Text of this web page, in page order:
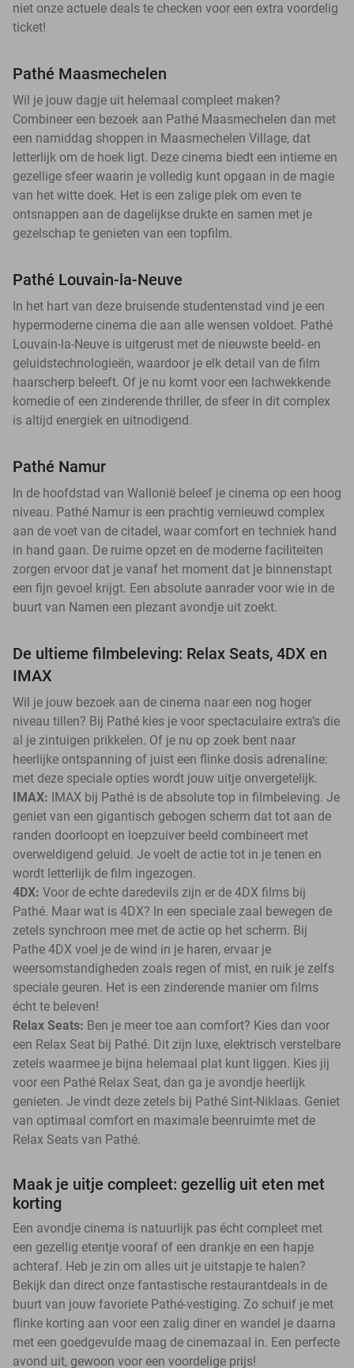
niet onze actuele deals te checken voor een extra voordelig
ticket!
Pathé Maasmechelen
Wil je jouw dagje uit helemaal compleet maken?
Combineer een bezoek aan Pathé Maasmechelen dan met
een namiddag shoppen in Maasmechelen Village, dat
letterlijk om de hoek ligt. Deze cinema biedt een intieme en
gezellige sfeer waarin je volledig kunt opgaan in de magie
van het witte doek. Het is een zalige plek om even te
ontsnappen aan de dagelijkse drukte en samen met je
gezelschap te genieten van een topfilm.
Pathé Louvain-la-Neuve
In het hart van deze bruisende studentenstad vind je een
hypermoderne cinema die aan alle wensen voldoet. Pathé
Louvain-la-Neuve is uitgerust met de nieuwste beeld- en
geluidstechnologieën, waardoor je elk detail van de film
haarscherp beleeft. Of je nu komt voor een lachwekkende
komedie of een zinderende thriller, de sfeer in dit complex
is altijd energiek en uitnodigend.
Pathé Namur
In de hoofdstad van Wallonië beleef je cinema op een hoog
niveau. Pathé Namur is een prachtig vernieuwd complex
aan de voet van de citadel, waar comfort en techniek hand
in hand gaan. De ruime opzet en de moderne faciliteiten
zorgen ervoor dat je vanaf het moment dat je binnenstapt
een fijn gevoel krijgt. Een absolute aanrader voor wie in de
buurt van Namen een plezant avondje uit zoekt.
De ultieme filmbeleving: Relax Seats, 4DX en
IMAX
Wil je jouw bezoek aan de cinema naar een nog hoger
niveau tillen? Bij Pathé kies je voor spectaculaire extra’s die
al je zintuigen prikkelen. Of je nu op zoek bent naar
heerlijke ontspanning of juist een flinke dosis adrenaline:
met deze speciale opties wordt jouw uitje onvergetelijk.
IMAX: IMAX bij Pathé is de absolute top in filmbeleving. Je
geniet van een gigantisch gebogen scherm dat tot aan de
randen doorloopt en loepzuiver beeld combineert met
overweldigend geluid. Je voelt de actie tot in je tenen en
wordt letterlijk de film ingezogen.
4DX: Voor de echte daredevils zijn er de 4DX films bij
Pathé. Maar wat is 4DX? In een speciale zaal bewegen de
zetels synchroon mee met de actie op het scherm. Bij
Pathe 4DX voel je de wind in je haren, ervaar je
weersomstandigheden zoals regen of mist, en ruik je zelfs
speciale geuren. Het is een zinderende manier om films
écht te beleven!
Relax Seats: Ben je meer toe aan comfort? Kies dan voor
een Relax Seat bij Pathé. Dit zijn luxe, elektrisch verstelbare
zetels waarmee je bijna helemaal plat kunt liggen. Kies jij
voor een Pathé Relax Seat, dan ga je avondje heerlijk
genieten. Je vindt deze zetels bij Pathé Sint-Niklaas. Geniet
van optimaal comfort en maximale beenruimte met de
Relax Seats van Pathé.
Maak je uitje compleet: gezellig uit eten met
korting
Een avondje cinema is natuurlijk pas écht compleet met
een gezellig etentje vooraf of een drankje en een hapje
achteraf. Heb je zin om alles uit je uitstapje te halen?
Bekijk dan direct onze fantastische restaurantdeals in de
buurt van jouw favoriete Pathé-vestiging. Zo schuif je met
flinke korting aan voor een zalig diner en wandel je daarna
met een goedgevulde maag de cinemazaal in. Een perfecte
avond uit, gewoon voor een voordelige prijs!